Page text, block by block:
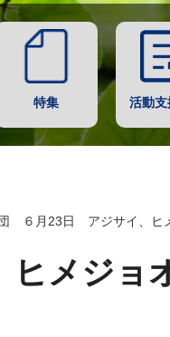
特集 活動支
６月23日 アジサイ、ヒ
メジョ